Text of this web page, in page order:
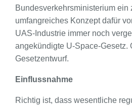
Bundesverkehrsministerium ein
umfangreiches Konzept dafür
UAS-Industrie immer noch
angekündigte U-Space-Gesetz.
Gesetzentwurf.
Einflussnahme
Richtig ist, dass wesentliche